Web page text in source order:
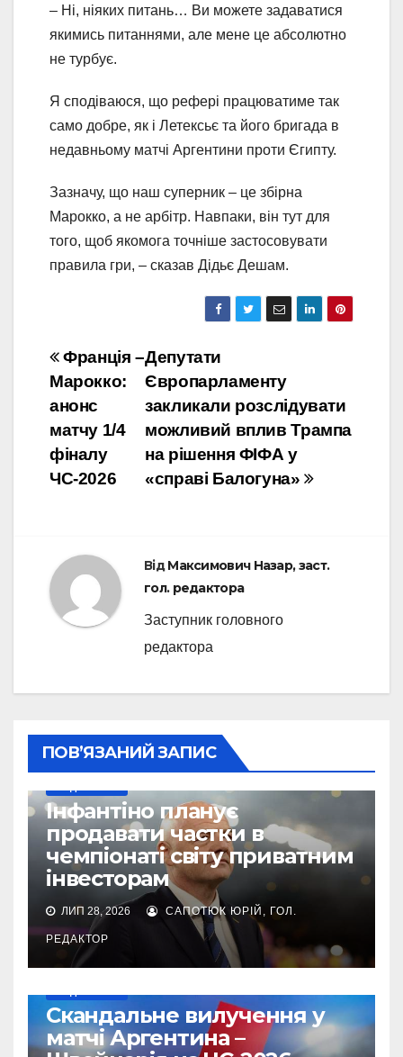
– Ні, ніяких питань… Ви можете задаватися
якимись питаннями, але мене це абсолютно
не турбує.
Я сподіваюся, що рефері працюватиме так
само добре, як і Летексьє та його бригада в
недавньому матчі Аргентини проти Єгипту.
Зазначу, що наш суперник – це збірна
Марокко, а не арбітр. Навпаки, він тут для
того, щоб якомога точніше застосовувати
правила гри, – сказав Дідьє Дешам.
Навігація
записів
Депутати
Європарламенту
закликали розслідувати
можливий вплив Трампа
на рішення ФІФА у
«справі Балогуна»
Франція –
Марокко:
анонс
матчу 1/4
фіналу
ЧС-2026
ВідМаксимович Назар, заст.
гол. редактора
Заступник головного
редактора
ПОВ’ЯЗАНИЙ ЗАПИС
Інфантіно планує
продавати частки в
чемпіонаті світу приватним
інвесторам
ЛИП 28, 2026 САПОТЮК ЮРІЙ, ГОЛ.
РЕДАКТОР
Cкандальне вилучення у
матчі Аргентина –